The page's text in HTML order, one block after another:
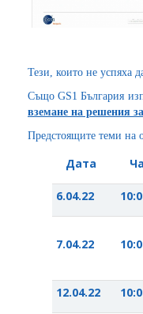
Тези, които не успяха
Също GS1 България
вземане на решения
Предстоящите теми на
Дата
6.04.22
7.04.22
12.04.22